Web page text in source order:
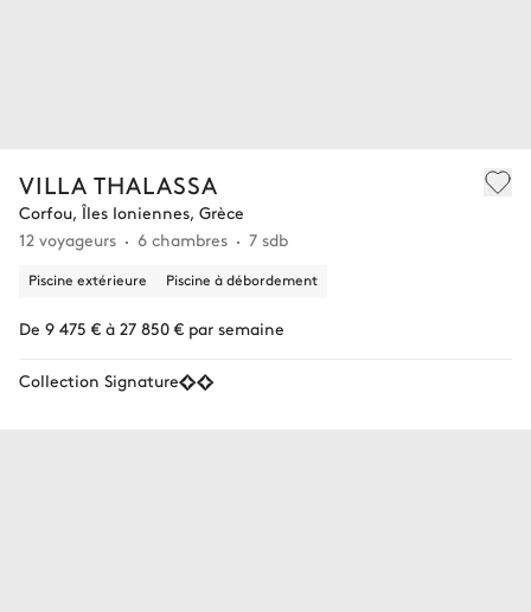
VILLA THALASSA
Corfou, Îles Ioniennes, Grèce
12 voyageurs
6 chambres 7 sdb
Piscine extérieure Piscine à débordement
De 9 475 € à 27 850 € par semaine
Collection Signature